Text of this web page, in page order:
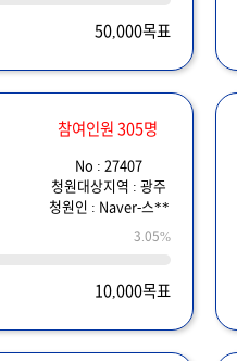
50,000목표
참여인원 305명
No : 27407
청원대상지역 : 광주
청원인 : Naver-스**
3.05%
10,000목표